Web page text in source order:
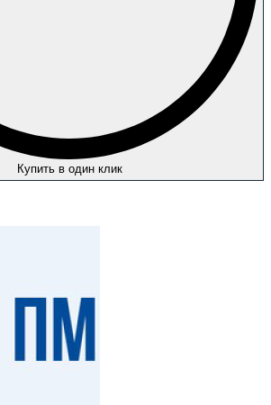
Купить в один клик